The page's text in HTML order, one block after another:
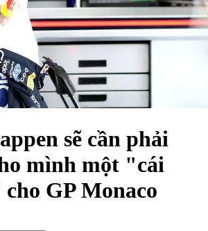
sẽ cần phải
mình một "cái
GP Monaco